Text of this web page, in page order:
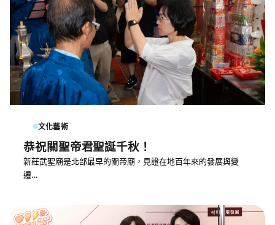
文化藝術
恭祝關聖帝君聖誕千秋！
新莊武聖廟是北部最早的關帝廟，見證在地百年來的發展與變
遷…